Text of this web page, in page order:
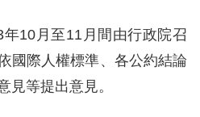
10月至11月間由行政院召
國際人權標準、各公約結論
見等提出意見。